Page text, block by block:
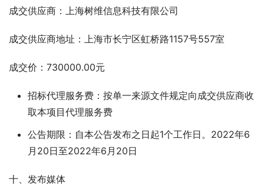
成交供应商：上海树维信息科技有限公司
成交供应商地址：上海市长宁区虹桥路1157号557室
成交价：730000.00元
招标代理服务费：按单一来源文件规定向成交供应商收
取本项目代理服务费
公告期限：自本公告发布之日起1个工作日。2022年6
月20日至2022年6月20日
十、发布媒体